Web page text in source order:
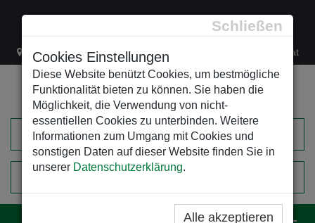
Schließen
Cookies Einstellungen
Diese Website benützt Cookies, um bestmögliche
Funktionalität bieten zu können. Sie haben die
Möglichkeit, die Verwendung von nicht-
essentiellen Cookies zu unterbinden. Weitere
Informationen zum Umgang mit Cookies und
sonstigen Daten auf dieser Website finden Sie in
unserer Datenschutzerklärung.
Alle akzeptieren
Lacknergasse 78 +43/1/470 37 00 office@leso.at
EINKAUFSWAGEN